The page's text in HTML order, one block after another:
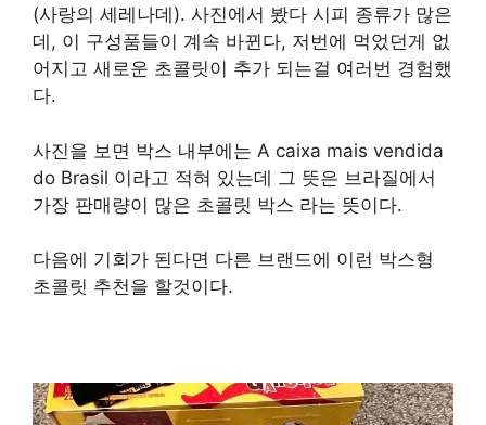
(사랑의 세레나데). 사진에서 봤다 시피 종류가 많은
데, 이 구성품들이 계속 바뀐다, 저번에 먹었던게 없
어지고 새로운 초콜릿이 추가 되는걸 여러번 경험했
다.
사진을 보면 박스 내부에는 A caixa mais vendida
do Brasil 이라고 적혀 있는데 그 뜻은 브라질에서
가장 판매량이 많은 초콜릿 박스 라는 뜻이다.
다음에 기회가 된다면 다른 브랜드에 이런 박스형
초콜릿 추천을 할것이다.